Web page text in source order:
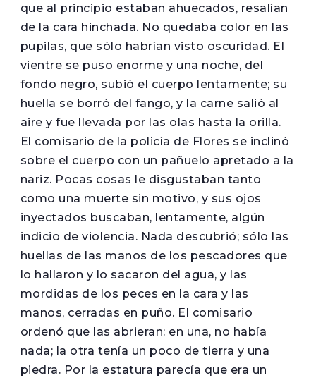
que al principio estaban ahuecados, resalían
de la cara hinchada. No quedaba color en las
pupilas, que sólo habrían visto oscuridad. El
vientre se puso enorme y una noche, del
fondo negro, subió el cuerpo lentamente; su
huella se borró del fango, y la carne salió al
aire y fue llevada por las olas hasta la orilla.
El comisario de la policía de Flores se inclinó
sobre el cuerpo con un pañuelo apretado a la
nariz. Pocas cosas le disgustaban tanto
como una muerte sin motivo, y sus ojos
inyectados buscaban, lentamente, algún
indicio de violencia. Nada descubrió; sólo las
huellas de las manos de los pescadores que
lo hallaron y lo sacaron del agua, y las
mordidas de los peces en la cara y las
manos, cerradas en puño. El comisario
ordenó que las abrieran: en una, no había
nada; la otra tenía un poco de tierra y una
piedra. Por la estatura parecía que era un